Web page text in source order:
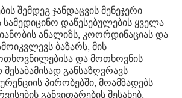
შემდეგ ჯანდაცვის მენეჯერი
დაწესებულების ყველა
ანალიზს, კოორდინაციას და
ბაზარს, მის
და მოთხოვნის
განსაზღვრავს
პირობებში, მოამზადებს
განვითარების შესახებ,